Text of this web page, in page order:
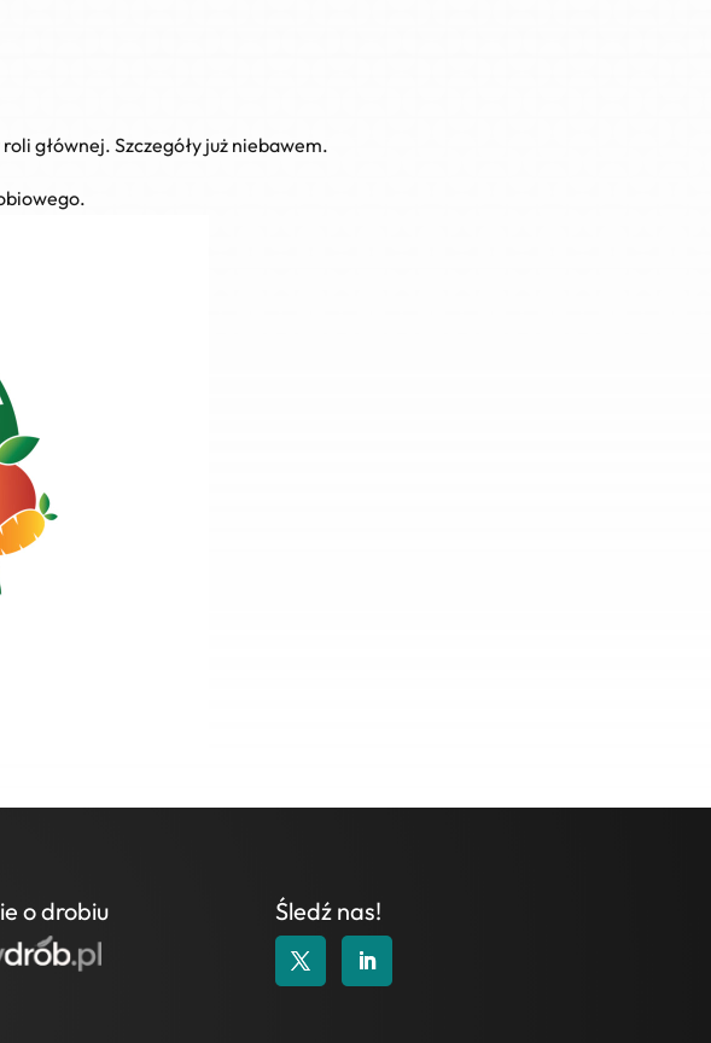
głównej. Szczegóły już niebawem.
o drobiu Śledź nas!